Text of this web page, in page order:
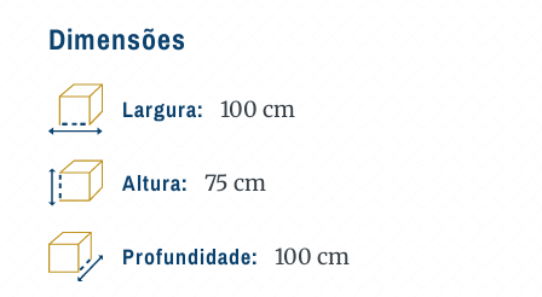
Dimensões
Largura: 100 cm
Altura: 75 cm
Profundidade: 100 cm